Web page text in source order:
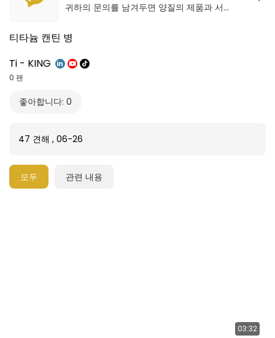
귀하의 문의를 남겨두면 양질의 제품과 서비스를 제공 할 것입니다!
티타늄 캔틴 병
Ti - KING
0 팬
좋아합니다: 0
47 견해 , 06-26
모두 관련 내용
03:32